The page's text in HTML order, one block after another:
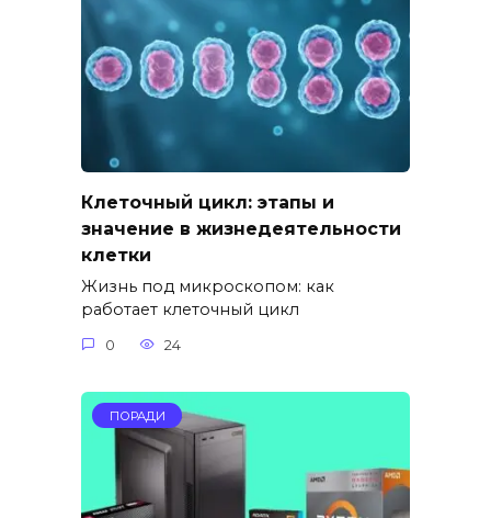
Клеточный цикл: этапы и
значение в жизнедеятельности
клетки
Жизнь под микроскопом: как
работает клеточный цикл
0 24
ПОРАДИ